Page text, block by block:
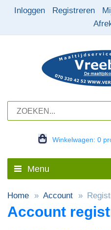
Inloggen Registreren
Winkelwagen: 0
Menu
Home Account
Account